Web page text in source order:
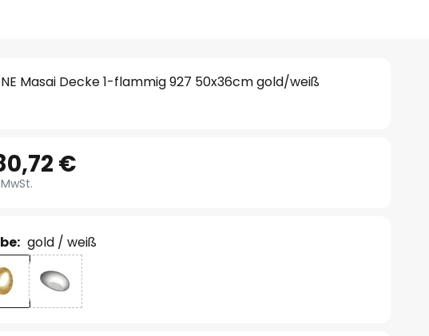
Masai Decke 1-flammig 927 50x36cm gold/weiß
€
gold / weiß